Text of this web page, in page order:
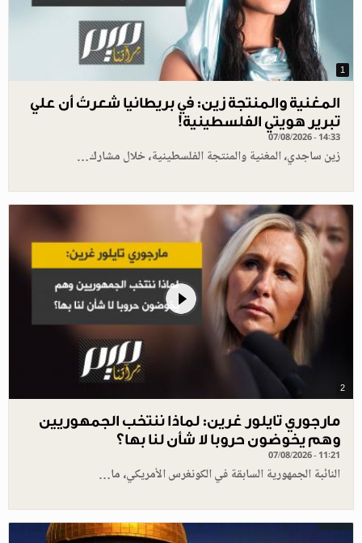
1
المغنية والمنتجة زين: في بريطانيا شعرتُ أن علي
تبرير هويتي الفلسطينية!
07/08/2026 - 14:33
زين ساجدي، المغنية والمنتجة الفلسطينية، خلال مشارك…
2
مارجوري تايلور غرين: لماذا ننتخب الجمهوريين
وهم يخوضون حروبا لا شأن لنا بها؟
07/08/2026 - 11:21
النائبة الجمهورية السابقة في الكونغرس الأمريكي، ما…